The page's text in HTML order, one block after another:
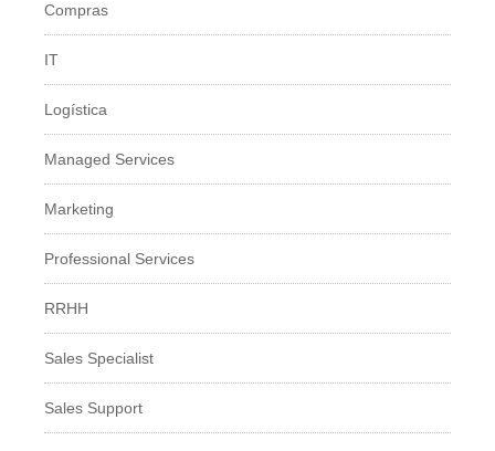
Compras
IT
Logí­stica
Managed Services
Marketing
Professional Services
RRHH
Sales Specialist
Sales Support